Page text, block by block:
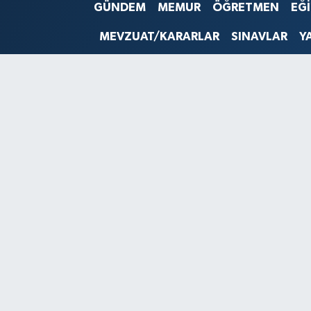
GÜNDEM MEMUR ÖĞRETMEN
MEVZUAT/KARARLAR SINAVLAR